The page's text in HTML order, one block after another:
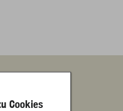
INFOS
Cookies